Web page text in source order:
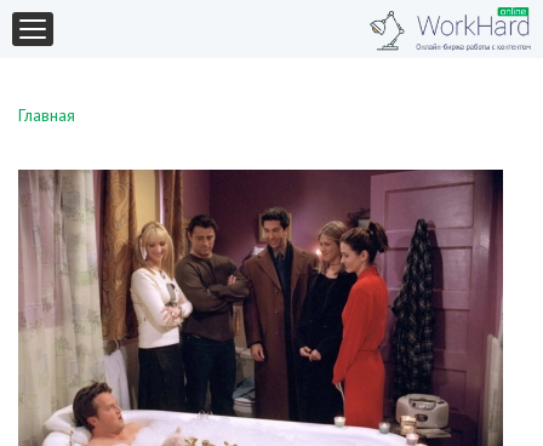
Главная